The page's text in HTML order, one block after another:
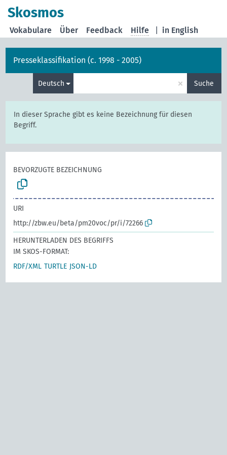
Skosmos
in English
Vokabulare Über Feedback Hilfe
Presseklassifikation (c. 1998 - 2005)
Deutsch × Suche
In dieser Sprache gibt es keine Bezeichnung für diesen
Begriff.
BEVORZUGTE BEZEICHNUNG
URI
http://zbw.eu/beta/pm20voc/pr/i/72266
HERUNTERLADEN DES BEGRIFFS
IM SKOS-FORMAT:
RDF/XML TURTLE JSON-LD